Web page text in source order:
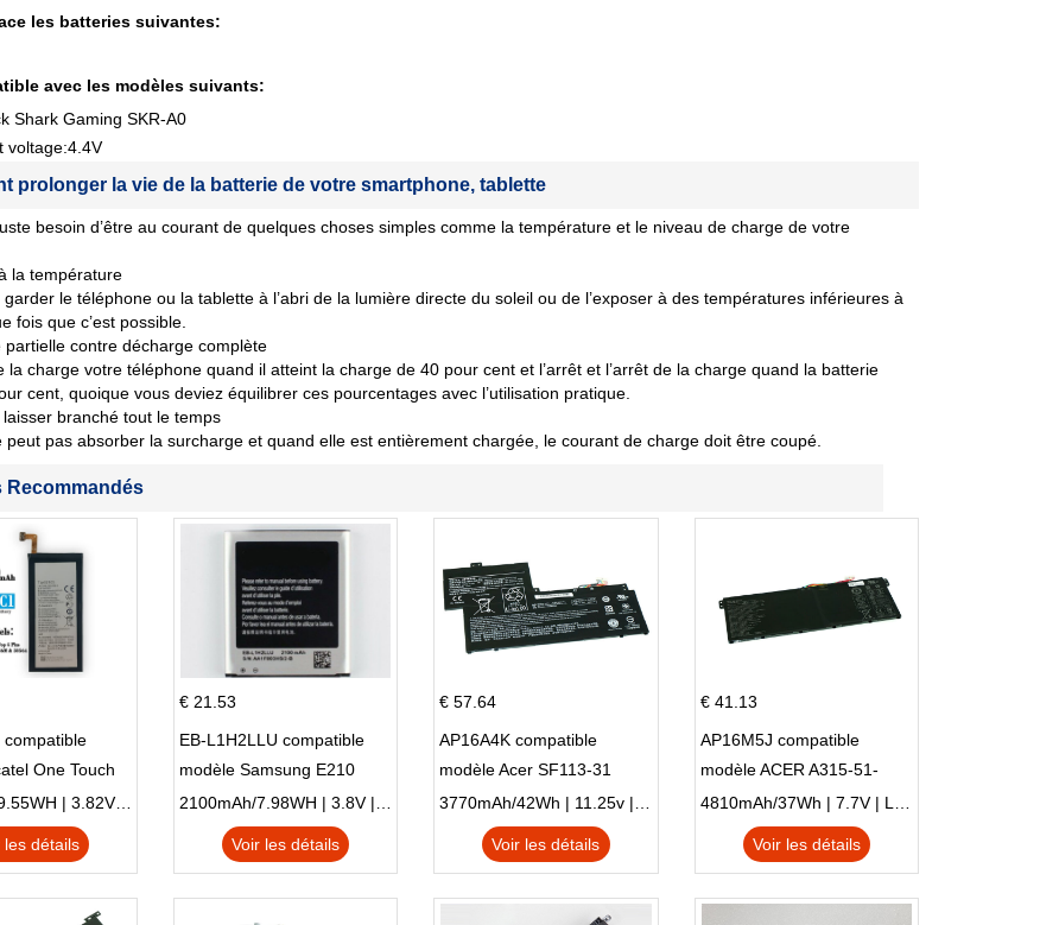
les batteries suivantes:
avec les modèles suivants:
Shark Gaming SKR-A0
voltage:4.4V
prolonger la vie de la batterie de votre smartphone, tablette
besoin d’être au courant de quelques choses simples comme la température et le niveau de charge de votre
la température
garder le téléphone ou la tablette à l’abri de la lumière directe du soleil ou de l’exposer à des températures inférieures à
fois que c’est possible.
partielle contre décharge complète
la charge votre téléphone quand il atteint la charge de 40 pour cent et l’arrêt et l’arrêt de la charge quand la batterie
cent, quoique vous deviez équilibrer ces pourcentages avec l’utilisation pratique.
branché tout le temps
peut pas absorber la surcharge et quand elle est entièrement chargée, le courant de charge doit être coupé.
Recommandés
One Touch
5056D
2500mAh/9.55WH | 3.82V | Li-ion ...
les détails
€ 21.53
EB-L1H2LLU compatible
modèle Samsung E210
E210K i939
Voir les détails
€ 57.64
AP16A4K compatible
modèle Acer SF113-31
AO1-132 NE132
Voir les détails
€ 41.13
AP16M5J compatible
modèle ACER A315-51-
51SL N17Q1 SERIES
Voir les détails